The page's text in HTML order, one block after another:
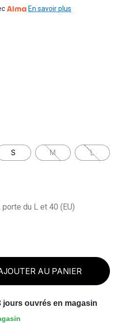
En savoir plus
S M L
du L et 40 (EU)
AU PANIER
jours ouvrés en magasin